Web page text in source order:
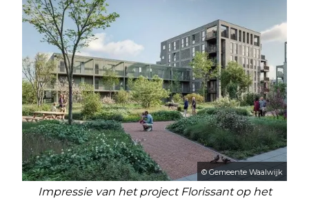
© Gemeente Waalwijk
Impressie van het project Florissant op het